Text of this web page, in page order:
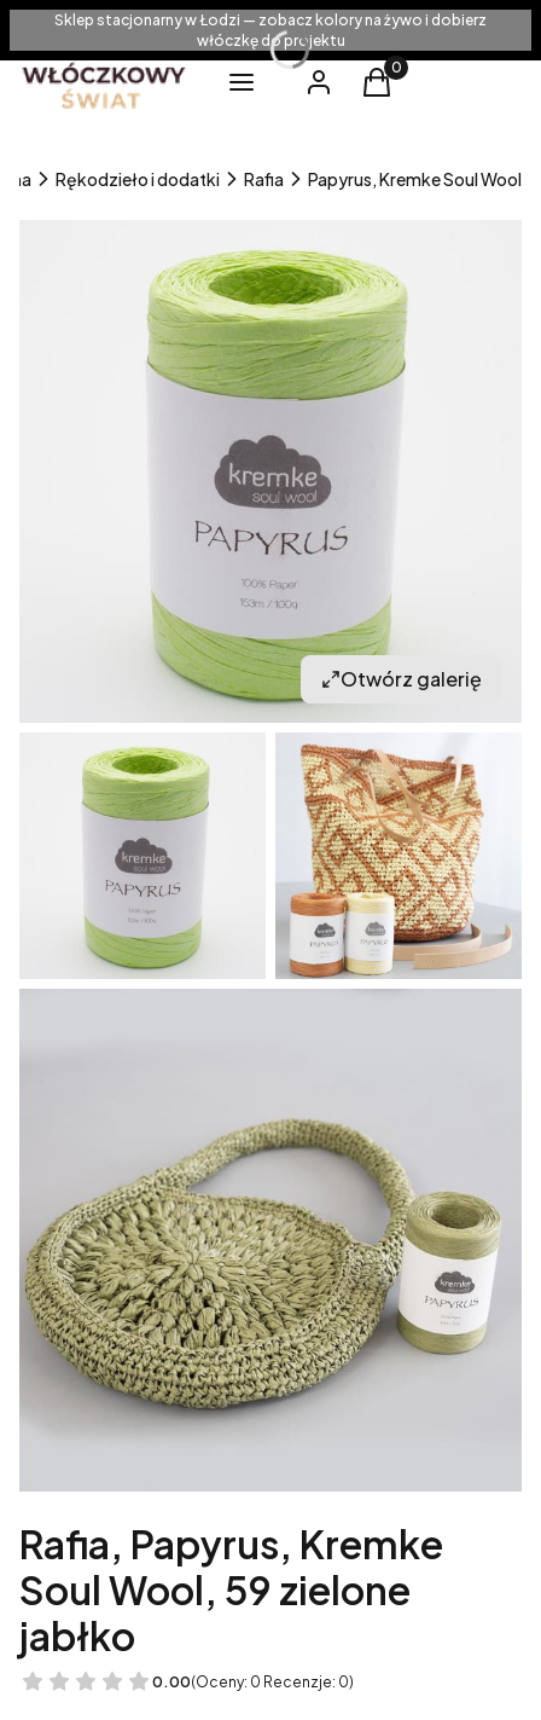
Sklep stacjonarny w Łodzi — zobacz kolory na żywo i dobierz
włóczkę do projektu
Menu
Zaloguj sięProdukty w
Koszyk
Rękodzieło i dodatki Rafia Papyrus, Kremke Soul Wool
Otwórz galerię
Rafia, Papyrus, Kremke
Soul Wool, 59 zielone
jabłko
0.00(Oceny: 0 Recenzje: 0)